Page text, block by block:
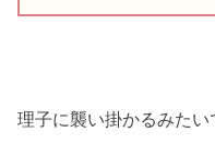
理子に襲い掛かるみたい